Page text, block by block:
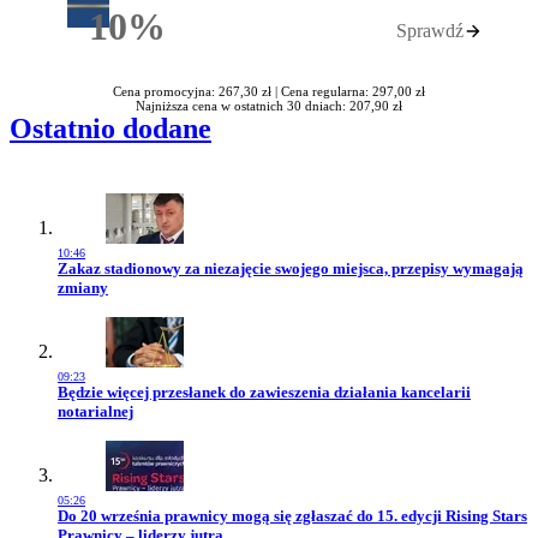
10%Rabatu Sprawdź
Cena promocyjna: 267,30 zł | Cena regularna: 297,00 zł
Najniższa cena w ostatnich 30 dniach: 207,90 zł
Ostatnio dodane
10:46
Przejdź do artykułu:
Zakaz stadionowy za niezajęcie swojego miejsca, przepisy wymagają
zmiany
09:23
Przejdź do artykułu:
Będzie więcej przesłanek do zawieszenia działania kancelarii
notarialnej
05:26
Przejdź do artykułu:
Do 20 września prawnicy mogą się zgłaszać do 15. edycji Rising Stars